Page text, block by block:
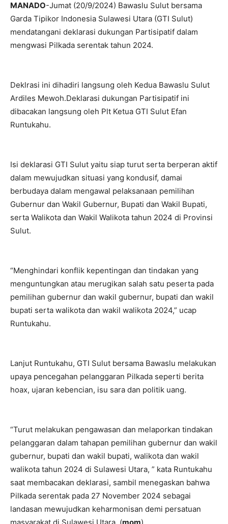
MANADO-Jumat (20/9/2024) Bawaslu Sulut bersama
Garda Tipikor Indonesia Sulawesi Utara (GTI Sulut)
mendatangani deklarasi dukungan Partisipatif dalam
mengwasi Pilkada serentak tahun 2024.
Deklrasi ini dihadiri langsung oleh Kedua Bawaslu Sulut
Ardiles Mewoh.Deklarasi dukungan Partisipatif ini
dibacakan langsung oleh Plt Ketua GTI Sulut Efan
Runtukahu.
Isi deklarasi GTI Sulut yaitu siap turut serta berperan aktif
dalam mewujudkan situasi yang kondusif, damai
berbudaya dalam mengawal pelaksanaan pemilihan
Gubernur dan Wakil Gubernur, Bupati dan Wakil Bupati,
serta Walikota dan Wakil Walikota tahun 2024 di Provinsi
Sulut.
“Menghindari konflik kepentingan dan tindakan yang
menguntungkan atau merugikan salah satu peserta pada
pemilihan gubernur dan wakil gubernur, bupati dan wakil
bupati serta walikota dan wakil walikota 2024,” ucap
Runtukahu.
Lanjut Runtukahu, GTI Sulut bersama Bawaslu melakukan
upaya pencegahan pelanggaran Pilkada seperti berita
hoax, ujaran kebencian, isu sara dan politik uang.
“Turut melakukan pengawasan dan melaporkan tindakan
pelanggaran dalam tahapan pemilihan gubernur dan wakil
gubernur, bupati dan wakil bupati, walikota dan wakil
walikota tahun 2024 di Sulawesi Utara, ” kata Runtukahu
saat membacakan deklarasi, sambil menegaskan bahwa
Pilkada serentak pada 27 November 2024 sebagai
landasan mewujudkan keharmonisan demi persatuan